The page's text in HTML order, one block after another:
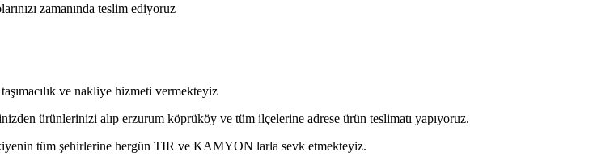
zamanında teslim ediyoruz
taşımacılık ve nakliye hizmeti vermekteyiz
ürünlerinizi alıp erzurum köprüköy ve tüm ilçelerine adrese ürün teslimatı yapıyoruz.
tüm şehirlerine hergün TIR ve KAMYON larla sevk etmekteyiz.